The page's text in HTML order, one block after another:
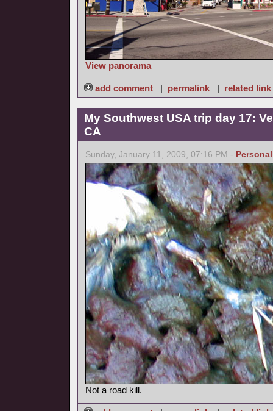
View panorama
add comment | permalink | related link
My Southwest USA trip day 17:
CA
Sunday, January 11, 2009, 07:16 PM - Personal
Not a road kill.